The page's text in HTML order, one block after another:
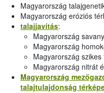
Magyarország
Magyarország eróziós
talajjavítás:
Magyarország
Magyarország
Magyarország
Magyarország nitrát
Magyarország
talajtulajdonság